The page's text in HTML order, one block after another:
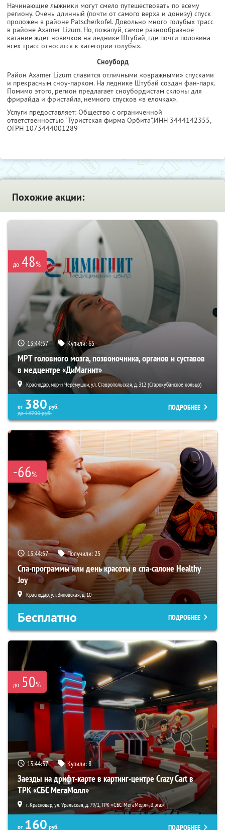
Начинающие лыжники могут смело путешествовать по всему
региону. Очень длинный (почти от самого верха и донизу) спуск
проложен в районе Patscherkofel. Довольно много голубых трасс
в районе Axamer Lizum. Но, пожалуй, самое разнообразное
катание ждет новичков на леднике Штубай, где почти половина
всех трасс относится к категории голубых.
Сноуборд
Район Axamer Lizum славится отличными «овражными» спусками
и прекрасным сноу-парком. На леднике Штубай создан фан-парк.
Помимо этого, регион предлагает сноубордистам склоны для
фрирайда и фристайла, немного спусков «в елочках».
Услуги предоставляет: Общество с ограниченной
ответственностью "Туристская фирма Орбита",ИНН 3444142355,
ОГРН 1073444001289
Похожие акции:
до 48%
13:44:55 Купили:65
МРТ головного мозга, позвоночника, органов и суставов
в медцентре «ДиМагнит»
Краснодар, мкр-н Черёмушки, ул. Ставропольская, д. 312 (Старокубанское кольцо)
от 380 руб.
до14700руб.
ПОДРОБНЕЕ
-66%
13:44:55 Получили:25
Спа-программы или день красоты в спа-салоне Healthy
Joy
Краснодар, ул. Зиповская, д. 10
Бесплатно ПОДРОБНЕЕ
до 50%
13:44:55 Купили:8
Заезды на дрифт-карте в картинг-центре Crazy Cart в
ТРК «СБС МегаМолл»
г. Краснодар, ул. Уральская, д. 79/1, ТРК «СБС МегаМолл», 3 этаж
от 160 руб. ПОДРОБНЕЕ